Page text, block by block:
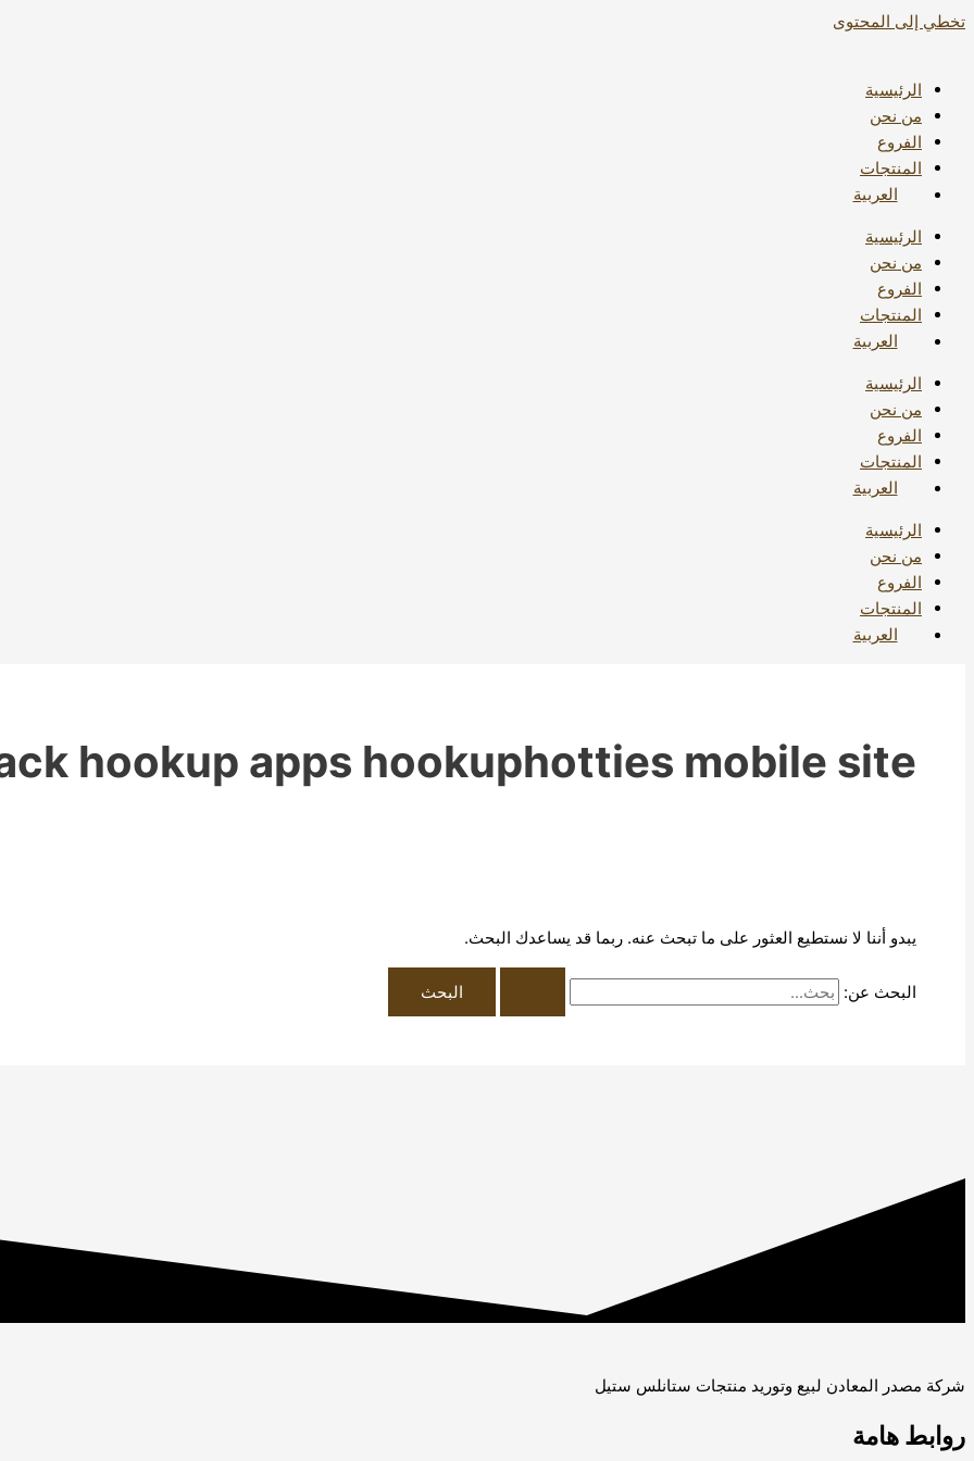
تخطي إلى المحتوى
الرئيسية
من نحن
الفروع
المنتجات
العربية
الرئيسية
من نحن
الفروع
المنتجات
العربية
الرئيسية
من نحن
الفروع
المنتجات
العربية
الرئيسية
من نحن
الفروع
المنتجات
العربية
hookup apps hookuphotties mobile site
يبدو أننا لا نستطيع العثور على ما تبحث عنه. ربما قد يساعدك البحث.
البحث عن:
شركة مصدر المعادن لبيع وتوريد منتجات ستانلس ستيل
روابط هامة